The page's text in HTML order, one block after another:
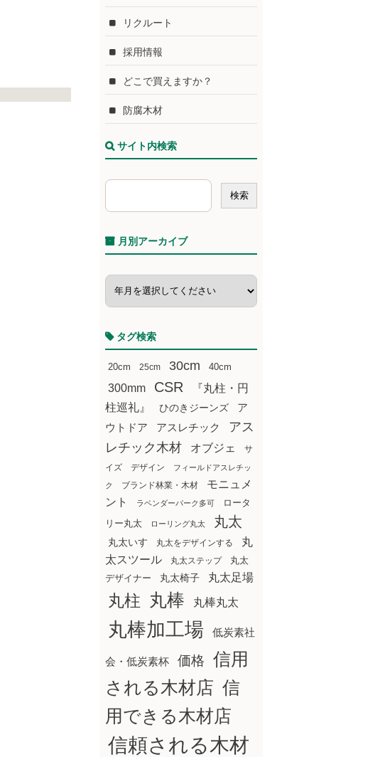
リクルート
採用情報
どこで買えますか？
防腐木材
サイト内検索
月別アーカイブ
タグ検索
20cm 25cm 30cm 40cm
300mm CSR
『丸柱・円
柱巡礼』
ひのきジーンズ
ア
ウトドア
アスレチック
アス
レチック木材
オブジェ
サ
イズ
デザイン フィールドアスレチッ
ク ブランド林業・木材
モニュメ
ント
ラベンダーパーク多可
ロータ
リー丸太
ローリング丸太 丸太
丸太いす 丸太をデザインする
丸
太スツール
丸太ステップ
丸太
デザイナー
丸太椅子 丸太足場
丸柱 丸棒 丸棒丸太
丸棒加工場 低炭素社
会・低炭素杯 価格
信用
される木材店 信
用できる木材店
信頼される木材